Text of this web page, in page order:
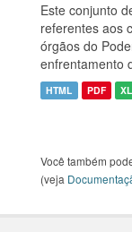
Este conjunto
referentes aos
órgãos do
enfrentamento
HTML PDF
Você também
(veja